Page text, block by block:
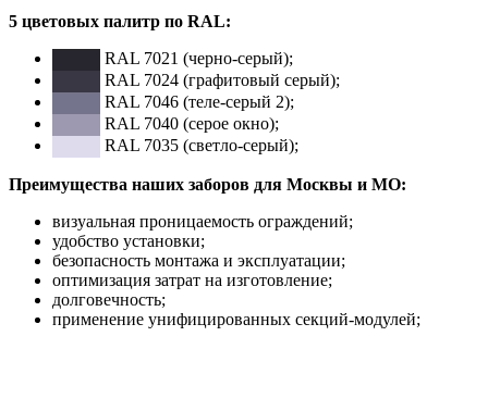
5 цветовых палитр по RAL:
RAL 7021 (черно-серый);
RAL 7024 (графитовый серый);
RAL 7046 (теле-серый 2);
RAL 7040 (серое окно);
RAL 7035 (светло-серый);
Преимущества наших заборов для Москвы и МО:
визуальная проницаемость ограждений;
удобство установки;
безопасность монтажа и эксплуатации;
оптимизация затрат на изготовление;
долговечность;
применение унифицированных секций-модулей;